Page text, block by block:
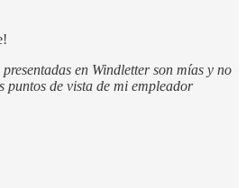
en Windletter son mías y no
puntos de vista de mi empleador